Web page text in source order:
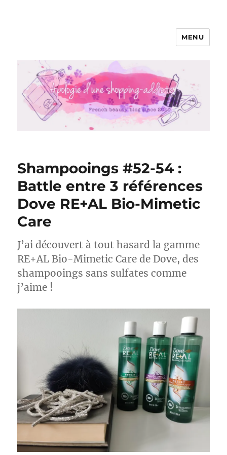
Apologie d'une Shopping-addicte
MENU
Shampooings #52-54 :
Battle entre 3 références
Dove RE+AL Bio-Mimetic
Care
J’ai découvert à tout hasard la gamme
RE+AL Bio-Mimetic Care de Dove, des
shampooings sans sulfates comme
j’aime !